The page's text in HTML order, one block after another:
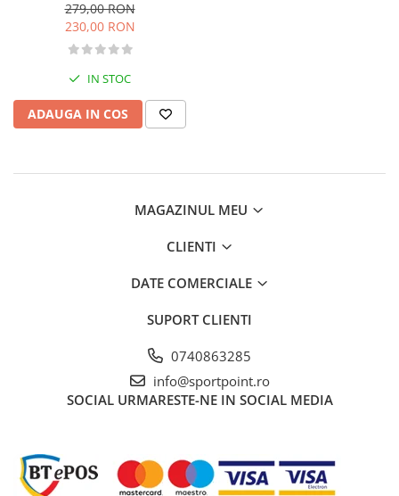
Pantaloni
Sosete
Bandane
Jachete copii
279,00 RON
230,00 RON
IN STOC
ADAUGA IN COS
MAGAZINUL MEU
CLIENTI
DATE COMERCIALE
SUPORT CLIENTI
0740863285
info@sportpoint.ro
SOCIAL URMARESTE-NE IN SOCIAL MEDIA